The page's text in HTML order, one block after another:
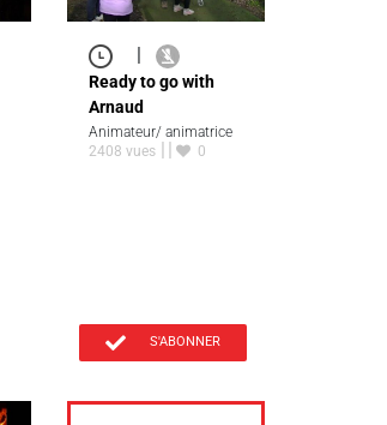
Ready to go with
Arnaud
Animateur/ animatrice
2408 vues
0
S'ABONNER